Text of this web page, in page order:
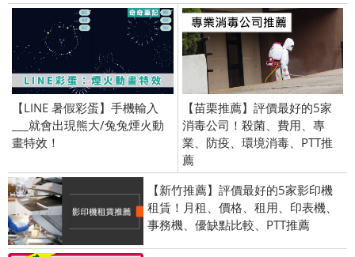
【LINE 暑假彩蛋】手機輸入
___就會出現熊大/兔兔煙火動
畫特效！
【苗栗推薦】評價最好的5家
消毒公司！殺菌、費用、專
業、防疫、環境消毒、PTT推
薦
【新竹推薦】評價最好的5家影印機
租賃！月租、價格、租用、印表機、
事務機、優缺點比較、PTT推薦